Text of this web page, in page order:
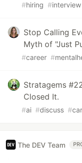
#hiring #interview
Stop Calling
Myth of "Just
#career #
Stratagems
Closed It.
#ai #discuss #
The DEV Team